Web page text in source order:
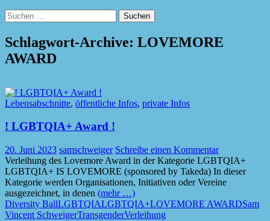
Suchen
nach:
Schlagwort-Archive: LOVEMORE
AWARD
Lebensabschnitte, öffentliche Infos, private Infos
! LGBTQIA+ Award !
20. Juni 2023 samschweiger Schreibe einen Kommentar
Verleihung des Lovemore Award in der Kategorie LGBTQIA+
LGBTQIA+ IS LOVEMORE (sponsored by Takeda) In dieser
Kategorie werden Organisationen, Initiativen oder Vereine
ausgezeichnet, in denen (mehr …)
Diversity BallLGBTQIALGBTQIA+LOVEMORE AWARDSam
Vincent SchweigerTransgenderVerleihung